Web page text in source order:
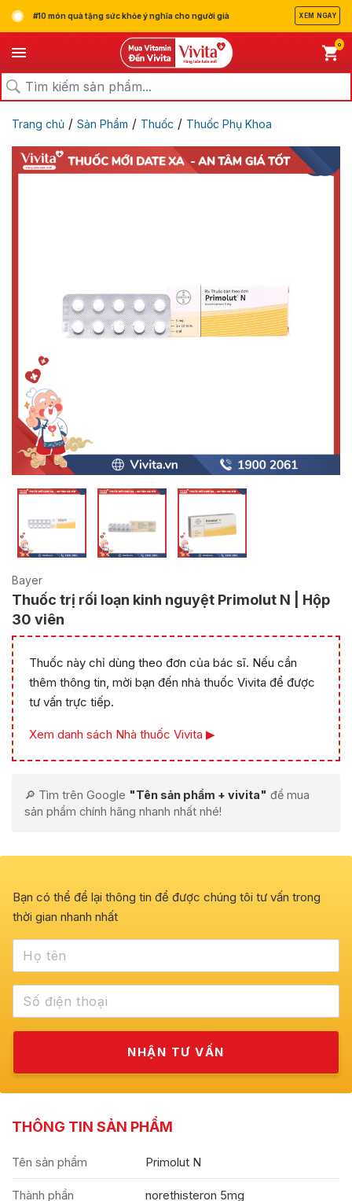
#10 món quà tặng sức khỏe ý nghĩa cho người già XEM NGAY
0
Trang chủ / Sản Phẩm / Thuốc / Thuốc Phụ Khoa
Bayer
Thuốc trị rối loạn kinh nguyệt Primolut N | Hộp
30 viên
Thuốc này chỉ dùng theo đơn của bác sĩ. Nếu cần
thêm thông tin, mời bạn đến nhà thuốc Vivita để được
tư vấn trực tiếp.
Xem danh sách Nhà thuốc Vivita ▶
🔎 Tìm trên Google "Tên sản phẩm + vivita" để mua
sản phẩm chính hãng nhanh nhất nhé!
Bạn có thể để lại thông tin để được chúng tôi tư vấn trong
thời gian nhanh nhất
THÔNG TIN SẢN PHẨM
Tên sản phẩm Primolut N
Thành phần norethisteron 5mg